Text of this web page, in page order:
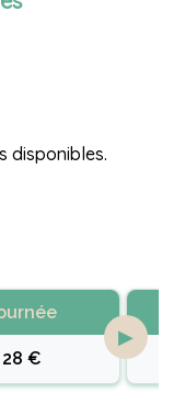
disponibles.
28 €
▶